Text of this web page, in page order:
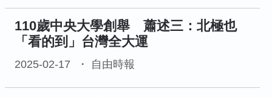
110歲中央大學創舉 蕭述三：北極也
「看的到」台灣全大運
2025-02-17 自由時報